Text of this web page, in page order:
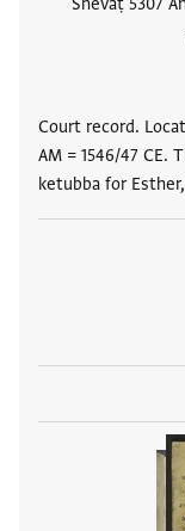
Shevaṭ 5307
Court record.
AM = 1546/47 CE.
ketubba for